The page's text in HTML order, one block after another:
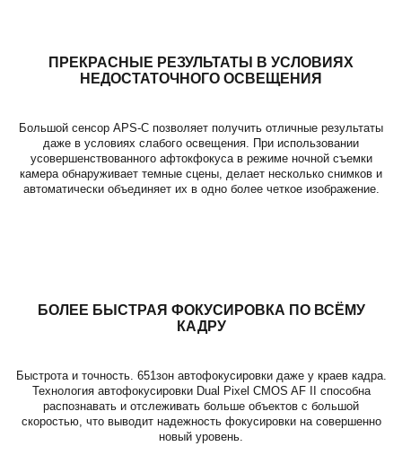
ПРЕКРАСНЫЕ РЕЗУЛЬТАТЫ В УСЛОВИЯХ
НЕДОСТАТОЧНОГО ОСВЕЩЕНИЯ
Большой сенсор APS-C позволяет получить отличные результаты
даже в условиях слабого освещения. При использовании
усовершенствованного афтокфокуса в режиме ночной съемки
камера обнаруживает темные сцены, делает несколько снимков и
автоматически объединяет их в одно более четкое изображение.
БОЛЕЕ БЫСТРАЯ ФОКУСИРОВКА ПО ВСЁМУ
КАДРУ
Быстрота и точность. 651зон автофокусировки даже у краев кадра.
Технология автофокусировки Dual Pixel CMOS AF II способна
распознавать и отслеживать больше объектов с большой
скоростью, что выводит надежность фокусировки на совершенно
новый уровень.